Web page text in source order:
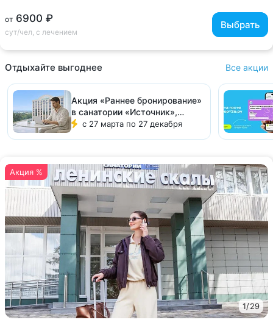
от 6900 ₽
сут/чел, с лечением
Выбрать
Отдыхайте выгоднее Все акции
Акция «Раннее бронирование»
в санатории «Источник»,
Ессентуки
с 27 марта по 27 декабря
Акция %
1/29